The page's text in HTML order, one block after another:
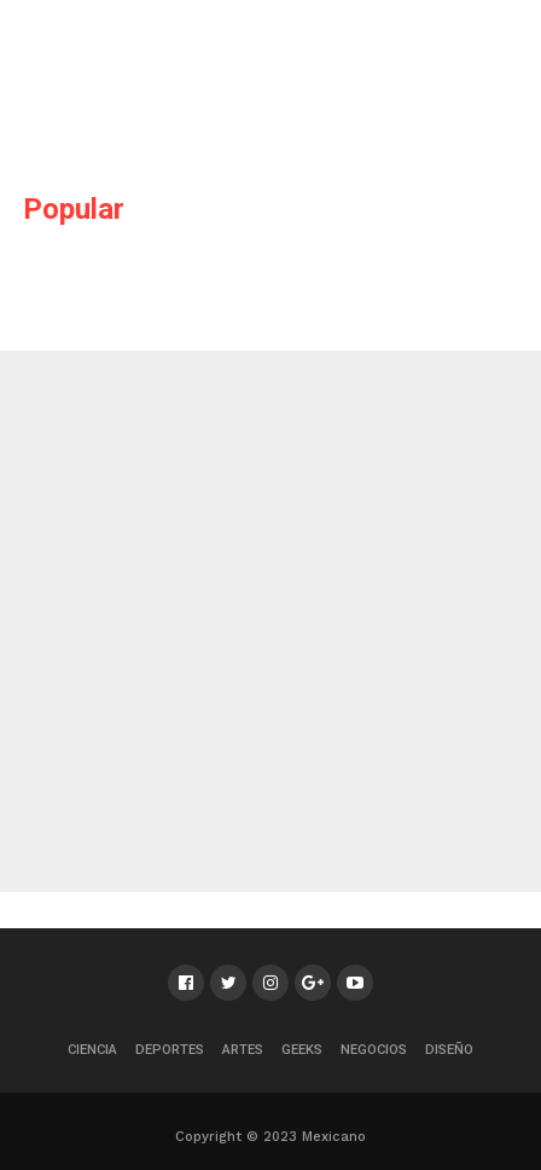
Popular
CIENCIA DEPORTES ARTES GEEKS NEGOCIOS DISEÑO
Copyright © 2023 Mexicano